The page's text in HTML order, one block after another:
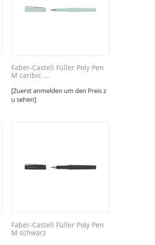
Faber-Castell Füller Poly Pen
M caribic ...
[Zuerst anmelden um den Preis z
u sehen]
Faber-Castell Füller Poly Pen
M schwarz